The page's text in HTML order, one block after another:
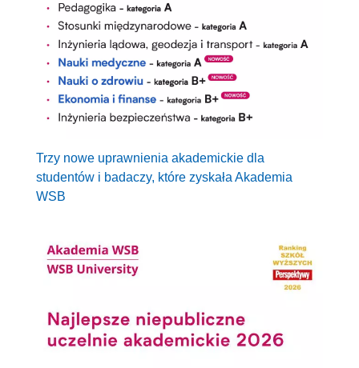
Trzy nowe uprawnienia akademickie dla
studentów i badaczy, które zyskała Akademia
WSB